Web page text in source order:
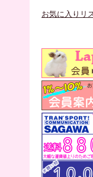
お気に入りリ